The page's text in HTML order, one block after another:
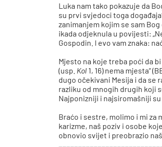
Luka nam tako pokazuje da
su prvi svjedoci toga
zanimanjem kojim se sam
ikada odjeknula u povijesti:
Gospodin. I evo vam znaka:
Mjesto na koje treba poći da
(usp. Kol 1, 16) nema mjesta“
dugo očekivani Mesija i da se
razliku od mnogih drugih koji
Najponizniji i najsiromašniji
Braćo i sestre, molimo i mi za
karizme, naš poziv i osobe
obnovio svijet i preobrazio